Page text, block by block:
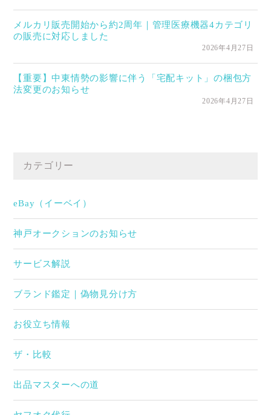
メルカリ販売開始から約2周年｜管理医療機器4カテゴリ
の販売に対応しました
2026年4月27日
【重要】中東情勢の影響に伴う「宅配キット」の梱包方
法変更のお知らせ
2026年4月27日
カテゴリー
eBay（イーベイ）
神戸オークションのお知らせ
サービス解説
ブランド鑑定｜偽物見分け方
お役立ち情報
ザ・比較
出品マスターへの道